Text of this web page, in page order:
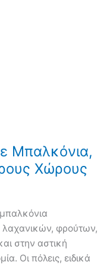
Μπαλκόνια,
Χώρους
λαχανικών, φρούτων,
στην αστική
Οι πόλεις, ειδικά